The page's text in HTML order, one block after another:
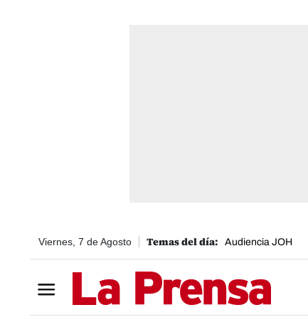
Viernes, 7 de Agosto Audiencia JOH